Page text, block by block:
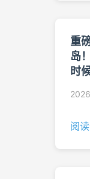
重
岛
时
阅